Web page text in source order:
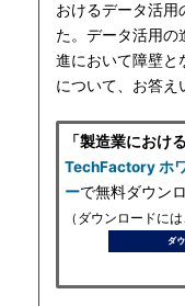
おけるデータ活用
た。データ活用の
進において障壁と
について、お答え
「製造業におけ
TechFactory ホ
ーで無料ダウン
（ダウンロードに